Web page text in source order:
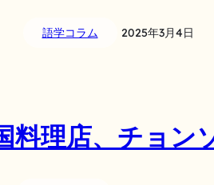
語学コラム 2025年3月4日
料理店、チョン